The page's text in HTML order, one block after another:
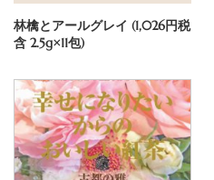
林檎とアールグレイ (1,026円税
含 2.5g×11包)